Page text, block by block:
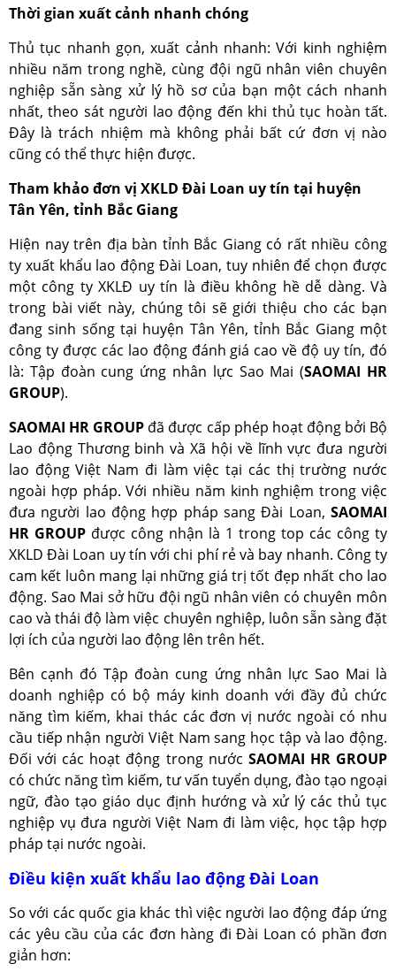
Thời gian xuất cảnh nhanh chóng
Thủ tục nhanh gọn, xuất cảnh nhanh: Với kinh nghiệm
nhiều năm trong nghề, cùng đội ngũ nhân viên chuyên
nghiệp sẵn sàng xử lý hồ sơ của bạn một cách nhanh
nhất, theo sát người lao động đến khi thủ tục hoàn tất.
Đây là trách nhiệm mà không phải bất cứ đơn vị nào
cũng có thể thực hiện được.
Tham khảo đơn vị XKLD Đài Loan uy tín tại huyện
Tân Yên, tỉnh Bắc Giang
Hiện nay trên địa bàn tỉnh Bắc Giang có rất nhiều công
ty xuất khẩu lao động Đài Loan, tuy nhiên để chọn được
một công ty XKLĐ uy tín là điều không hề dễ dàng. Và
trong bài viết này, chúng tôi sẽ giới thiệu cho các bạn
đang sinh sống tại huyện Tân Yên, tỉnh Bắc Giang một
công ty được các lao động đánh giá cao về độ uy tín, đó
là: Tập đoàn cung ứng nhân lực Sao Mai (SAOMAI HR
GROUP).
SAOMAI HR GROUP đã được cấp phép hoạt động bởi Bộ
Lao động Thương binh và Xã hội về lĩnh vực đưa người
lao động Việt Nam đi làm việc tại các thị trường nước
ngoài hợp pháp. Với nhiều năm kinh nghiệm trong việc
đưa người lao động hợp pháp sang Đài Loan, SAOMAI
HR GROUP được công nhận là 1 trong top các công ty
XKLD Đài Loan uy tín với chi phí rẻ và bay nhanh. Công ty
cam kết luôn mang lại những giá trị tốt đẹp nhất cho lao
động. Sao Mai sở hữu đội ngũ nhân viên có chuyên môn
cao và thái độ làm việc chuyên nghiệp, luôn sẵn sàng đặt
lợi ích của người lao động lên trên hết.
Bên cạnh đó Tập đoàn cung ứng nhân lực Sao Mai là
doanh nghiệp có bộ máy kinh doanh với đầy đủ chức
năng tìm kiếm, khai thác các đơn vị nước ngoài có nhu
cầu tiếp nhận người Việt Nam sang học tập và lao động.
Đối với các hoạt động trong nước SAOMAI HR GROUP
có chức năng tìm kiếm, tư vấn tuyển dụng, đào tạo ngoại
ngữ, đào tạo giáo dục định hướng và xử lý các thủ tục
nghiệp vụ đưa người Việt Nam đi làm việc, học tập hợp
pháp tại nước ngoài.
Điều kiện xuất khẩu lao động Đài Loan
So với các quốc gia khác thì việc người lao động đáp ứng
các yêu cầu của các đơn hàng đi Đài Loan có phần đơn
giản hơn: